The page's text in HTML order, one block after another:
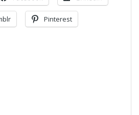
Pinterest